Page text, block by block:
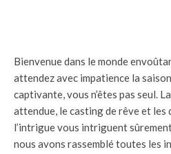
Bienvenue dans le monde
attendez avec impatience la
captivante, vous n’êtes pas seul.
attendue, le casting de rêve et
l’intrigue vous intriguent
nous avons rassemblé toutes les